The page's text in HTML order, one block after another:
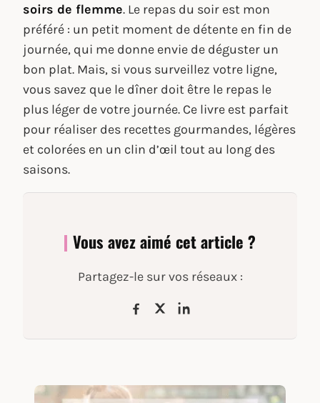
soirs de flemme. Le repas du soir est mon
préféré : un petit moment de détente en fin de
journée, qui me donne envie de déguster un
bon plat. Mais, si vous surveillez votre ligne,
vous savez que le dîner doit être le repas le
plus léger de votre journée. Ce livre est parfait
pour réaliser des recettes gourmandes, légères
et colorées en un clin d’œil tout au long des
saisons.
Vous avez aimé cet article ?
Partagez-le sur vos réseaux :